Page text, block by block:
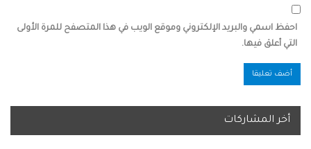
احفظ اسمي والبريد الإلكتروني وموقع الويب في هذا المتصفح للمرة الأولى
التي أعلق فيها.
أخر المشاركات